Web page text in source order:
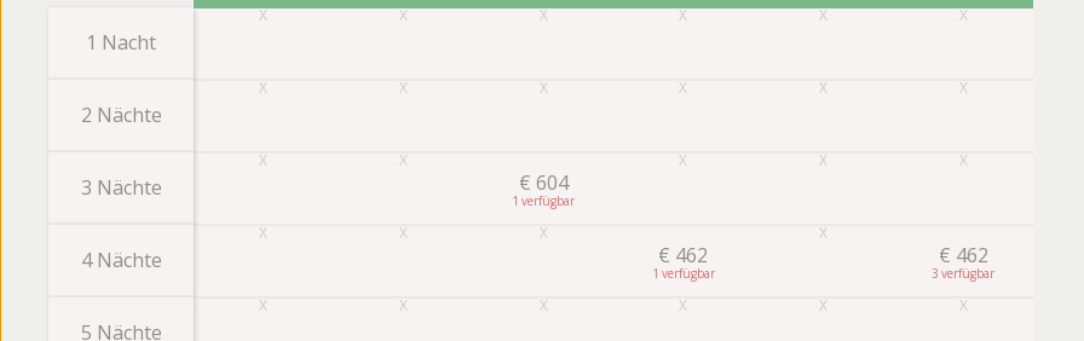
1 Nacht
2 Nächte
3 Nächte
4 Nächte
5 Nächte
€ 604
1
€ 462
1
€ 462
3